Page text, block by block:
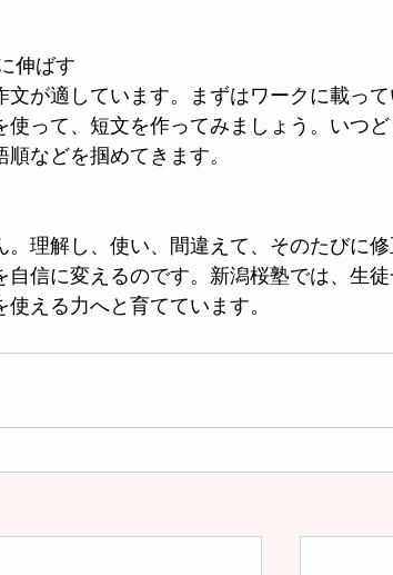
伸ばす
が適しています。まずはワークに載っ
使って、短文を作ってみましょう。いつ
などを掴めてきます。
理解し、使い、間違えて、そのたびに
信に変えるのです。新潟桜塾では、生
える力へと育てています。